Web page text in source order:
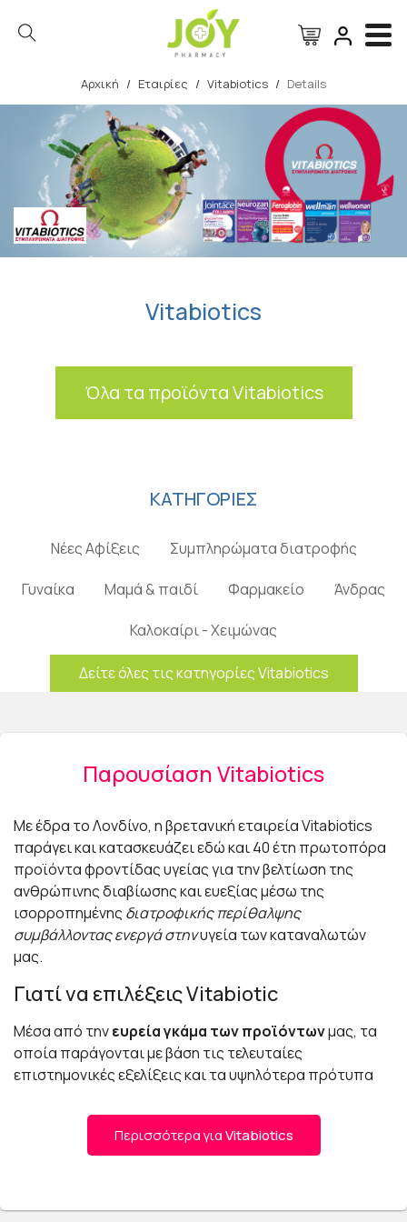
Αναζήτηση
Αρχική / Εταιρίες / Vitabiotics / Details
Vitabiotics
Όλα τα προϊόντα Vitabiotics
ΚΑΤΗΓΟΡΙΕΣ
Νέες Αφίξεις Συμπληρώματα διατροφής
Γυναίκα Μαμά & παιδί Φαρμακείο Άνδρας
Καλοκαίρι - Χειμώνας
Δείτε όλες τις κατηγορίες Vitabiotics
Παρουσίαση Vitabiotics
Με έδρα το Λονδίνο, η βρετανική εταιρεία Vitabiotics
παράγει και κατασκευάζει εδώ και 40 έτη πρωτοπόρα
προϊόντα φροντίδας υγείας για την βελτίωση της
ανθρώπινης διαβίωσης και ευεξίας μέσω της
ισορροπημένης διατροφικής περίθαλψης
συμβάλλοντας ενεργά στηνυγεία των καταναλωτών
μας.
Γιατί να επιλέξεις Vitabiotic
Μέσα από τηνευρεία γκάμα των προϊόντωνμας, τα
οποία παράγονται με βάση τις τελευταίες
επιστημονικές εξελίξεις και τα υψηλότερα πρότυπα
δυνατότητα να επιλέξετε κάθε φορά εκείνο που
συμβάλει στην βέλτιστη και αποτελεσματικότερη
διατήρηση του σώματος σας στη φυσική του
Περισσότερα γιαVitabiotics